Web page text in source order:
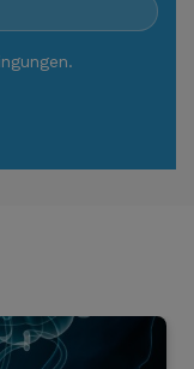
.